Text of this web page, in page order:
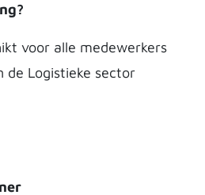
voor alle medewerkers
de Logistieke sector